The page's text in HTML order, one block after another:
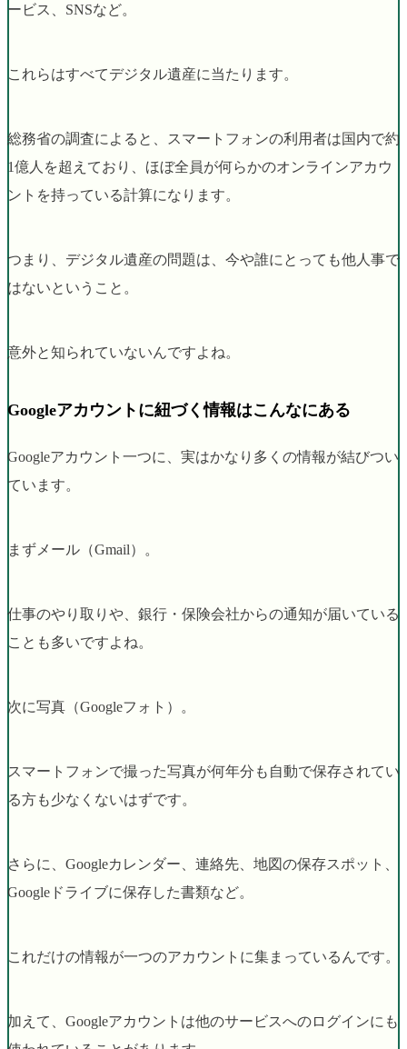
ービス、SNSなど。
これらはすべてデジタル遺産に当たります。
総務省の調査によると、スマートフォンの利用者は国内で約
1億人を超えており、ほぼ全員が何らかのオンラインアカウ
ントを持っている計算になります。
つまり、デジタル遺産の問題は、今や誰にとっても他人事で
はないということ。
意外と知られていないんですよね。
Googleアカウントに紐づく情報はこんなにある
Googleアカウント一つに、実はかなり多くの情報が結びつい
ています。
まずメール（Gmail）。
仕事のやり取りや、銀行・保険会社からの通知が届いている
ことも多いですよね。
次に写真（Googleフォト）。
スマートフォンで撮った写真が何年分も自動で保存されてい
る方も少なくないはずです。
さらに、Googleカレンダー、連絡先、地図の保存スポット、
Googleドライブに保存した書類など。
これだけの情報が一つのアカウントに集まっているんです。
加えて、Googleアカウントは他のサービスへのログインにも